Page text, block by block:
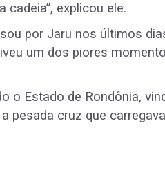
cadeia”, explicou ele.
por Jaru nos últimos
um dos piores
o Estado de Rondônia,
pesada cruz que